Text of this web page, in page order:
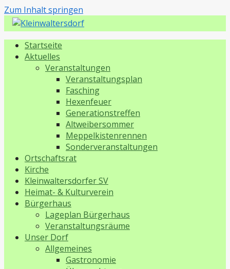
Zum Inhalt springen
Kleinwaltersdorf
Startseite
Aktuelles
Veranstaltungen
Veranstaltungsplan
Fasching
Hexenfeuer
Generationstreffen
Altweibersommer
Meppelkistenrennen
Sonderveranstaltungen
Ortschaftsrat
Kirche
Kleinwaltersdorfer SV
Heimat- & Kulturverein
Bürgerhaus
Lageplan Bürgerhaus
Veranstaltungsräume
Unser Dorf
Allgemeines
Gastronomie